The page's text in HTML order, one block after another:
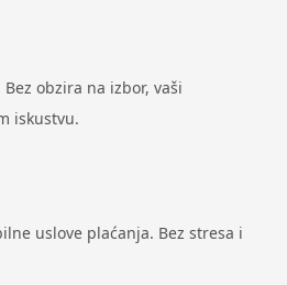
obzira na izbor, vaši
iskustvu.
uslove plaćanja. Bez stresa i